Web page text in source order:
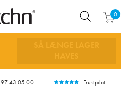
0
97 43 05 00 Trustpilot